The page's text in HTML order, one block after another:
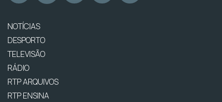
NOTÍCIAS
DESPORTO
TELEVISÃO
RÁDIO
RTP ARQUIVOS
RTP ENSINA